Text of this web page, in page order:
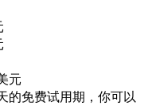
元
的免费试用期，你可以